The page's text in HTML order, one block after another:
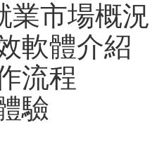
業市場概況
軟體介紹
流程
驗